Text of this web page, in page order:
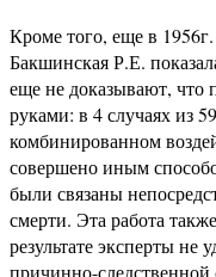
Кроме того, еще в
Бакшинская Р.Е.
еще не доказывают, что
руками: в 4 случаях из
комбинированном
совершено иным
были связаны
смерти. Эта работа
результате эксперты не
причинно-следственной